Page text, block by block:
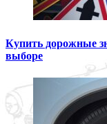
Купить дорожные
выборе